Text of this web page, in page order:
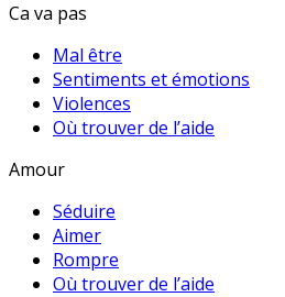
Ca va pas
Mal être
Sentiments et émotions
Violences
Où trouver de l’aide
Amour
Séduire
Aimer
Rompre
Où trouver de l’aide